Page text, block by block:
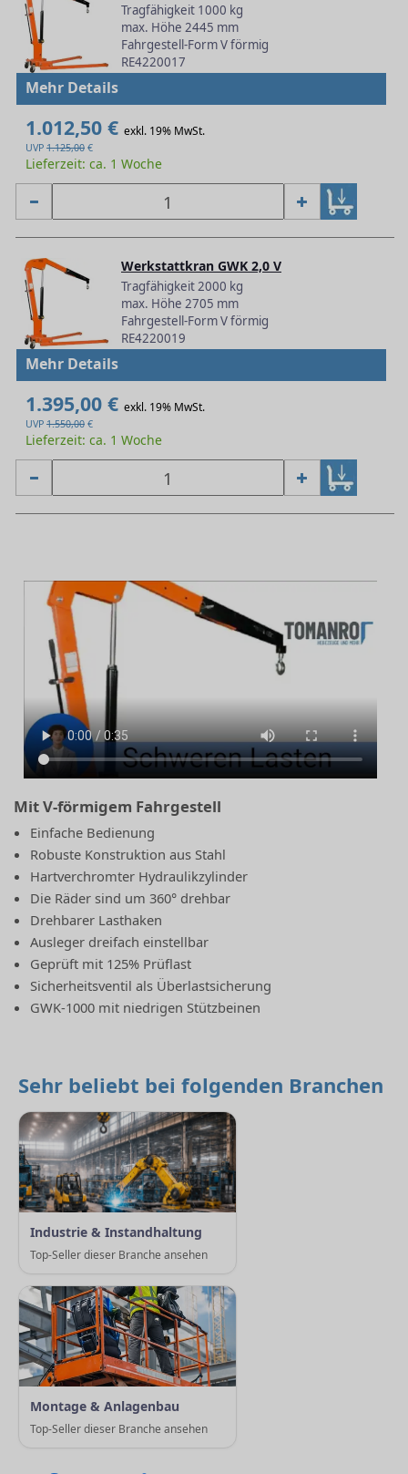
Tragfähigkeit 1000 kg
max. Höhe 2445 mm
Fahrgestell-Form V förmig
RE4220017
Mehr Details
1.012,50 € exkl. 19% MwSt.
UVP 1.125,00 €
Lieferzeit: ca. 1 Woche
Werkstattkran GWK 2,0 V
Tragfähigkeit 2000 kg
max. Höhe 2705 mm
Fahrgestell-Form V förmig
RE4220019
Mehr Details
1.395,00 € exkl. 19% MwSt.
UVP 1.550,00 €
Lieferzeit: ca. 1 Woche
Mit V-förmigem Fahrgestell
Einfache Bedienung
Robuste Konstruktion aus Stahl
Hartverchromter Hydraulikzylinder
Die Räder sind um 360° drehbar
Drehbarer Lasthaken
Ausleger dreifach einstellbar
Geprüft mit 125% Prüflast
Sicherheitsventil als Überlastsicherung
GWK-1000 mit niedrigen Stützbeinen
Sehr beliebt bei folgenden Branchen
Industrie & Instandhaltung
Top-Seller dieser Branche ansehen
Montage & Anlagenbau
Top-Seller dieser Branche ansehen